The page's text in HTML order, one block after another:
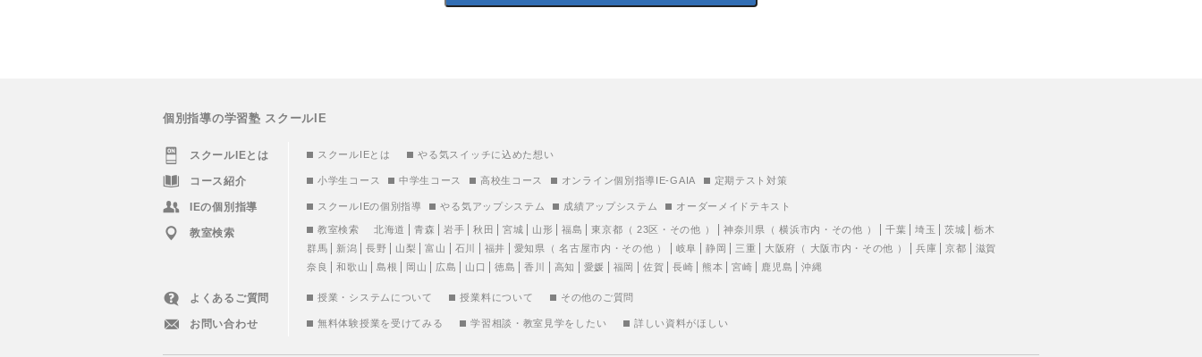
個別指導の学習塾 スクールIE
スクールIEとは スクールIEとは やる気スイッチに込めた想い
コース紹介 小学生コース 中学生コース 高校生コース オンライン個別指導IE-GAIA 定期テスト対策
IEの個別指導 スクールIEの個別指導 やる気アップシステム 成績アップシステム オーダーメイドテキスト
教室検索 教室検索 北海道 青森 岩手 秋田 宮城 山形 福島 東京都 （ 23区 ・ その他 ） 神奈川県 （横浜市内 ・ その他 ） 千葉 埼玉 茨城
栃木
群馬
新潟 長野 山梨 富山 石川 福井 愛知県 （名古屋市内 ・ その他 ） 岐阜 静岡 三重 大阪府 （ 大阪市内 ・ その他 ） 兵庫 京都
滋賀
奈良
和歌山 島根 岡山 広島 山口 徳島 香川 高知 愛媛 福岡 佐賀 長崎 熊本 宮崎 鹿児島 沖縄
よくあるご質問 授業・システムについて 授業料について その他のご質問
お問い合わせ 無料体験授業を受けてみる 学習相談・教室見学をしたい 詳しい資料がほしい